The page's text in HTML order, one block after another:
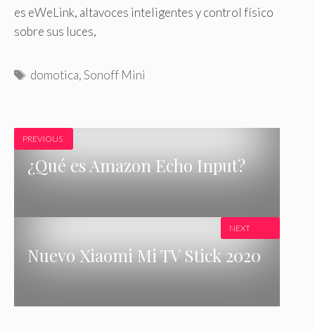
es eWeLink, altavoces inteligentes y control físico
sobre sus luces,
E
q
u
e
t
domotica,Sonoff Mini
PREVIOUS
¿Qué es Amazon Echo Input?
Nuevo Xiaomi Mi TV Stick 2020
NEXT